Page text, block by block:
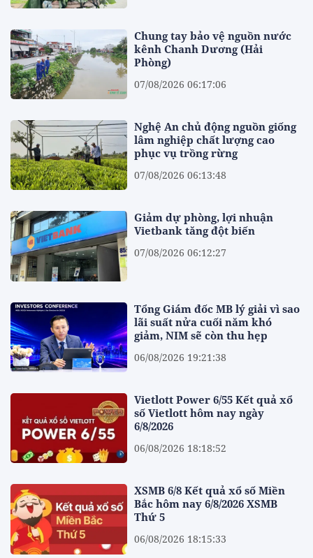
Chung tay bảo vệ nguồn nước
kênh Chanh Dương (Hải
Phòng)
07/08/2026 06:17:06
Nghệ An chủ động nguồn giống
lâm nghiệp chất lượng cao
phục vụ trồng rừng
07/08/2026 06:13:48
Giảm dự phòng, lợi nhuận
Vietbank tăng đột biến
07/08/2026 06:12:27
Tổng Giám đốc MB lý giải vì sao
lãi suất nửa cuối năm khó
giảm, NIM sẽ còn thu hẹp
06/08/2026 19:21:38
Vietlott Power 6/55 Kết quả xổ
số Vietlott hôm nay ngày
6/8/2026
06/08/2026 18:18:52
XSMB 6/8 Kết quả xổ số Miền
Bắc hôm nay 6/8/2026 XSMB
Thứ 5
06/08/2026 18:15:33